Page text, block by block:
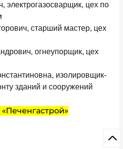
цех по
старший мастер, цех
огнеупорщик, цех
изолировщик-
зданий и сооружений